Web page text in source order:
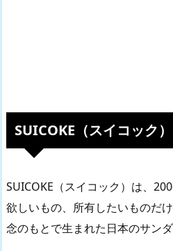
SUICOKE（スイコック
SUICOKE（スイコック）は、
欲しいもの、所有したいものだ
念のもとで生まれた日本のサンダ